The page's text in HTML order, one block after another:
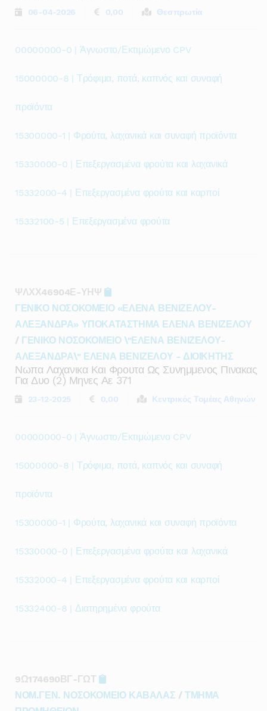
06-04-2026 0,00 Θεσπρωτία
00000000-0 | Άγνωστο/Εκτιμώμενο CPV
15000000-8 | Τρόφιμα, ποτά, καπνός και συναφή
προϊόντα
15300000-1 | Φρούτα, λαχανικά και συναφή προϊόντα
15330000-0 | Επεξεργασμένα φρούτα και λαχανικά
15332000-4 | Επεξεργασμένα φρούτα και καρποί
15332100-5 | Επεξεργασμένα φρούτα
ΨΛΧΧ46904Ε-ΥΗΨ
ΓΕΝΙΚΟ ΝΟΣΟΚΟΜΕΙΟ «ΕΛΕΝΑ ΒΕΝΙΖΕΛΟΥ-
ΑΛΕΞΑΝΔΡΑ» ΥΠΟΚΑΤΑΣΤΗΜΑ ΕΛΕΝΑ ΒΕΝΙΖΕΛΟΥ
/ ΓΕΝΙΚΟ ΝΟΣΟΚΟΜΕΙΟ \"ΕΛΕΝΑ ΒΕΝΙΖΕΛΟΥ-
ΑΛΕΞΑΝΔΡΑ\" ΕΛΕΝΑ ΒΕΝΙΖΕΛΟΥ - ΔΙΟΙΚΗΤΗΣ
Νωπα Λαχανικα Και Φρουτα Ως Συνημμενος Πινακας
Για Δυο (2) Μηνες Αε 371
23-12-2025 0,00 Κεντρικός Τομέας Αθηνών
00000000-0 | Άγνωστο/Εκτιμώμενο CPV
15000000-8 | Τρόφιμα, ποτά, καπνός και συναφή
προϊόντα
15300000-1 | Φρούτα, λαχανικά και συναφή προϊόντα
15330000-0 | Επεξεργασμένα φρούτα και λαχανικά
15332000-4 | Επεξεργασμένα φρούτα και καρποί
15332400-8 | Διατηρημένα φρούτα
9Ω174690ΒΓ-ΓΩΤ
ΝΟΜ.ΓΕΝ. ΝΟΣΟΚΟΜΕΙΟ ΚΑΒΑΛΑΣ /ΤΜΗΜΑ